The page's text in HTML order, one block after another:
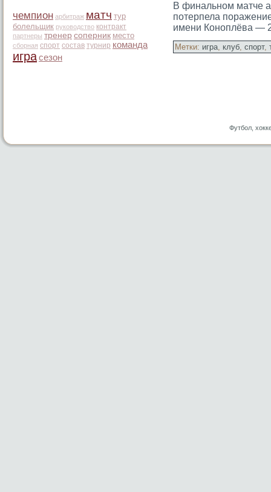
чемпион арбитраж матч тур
болельщик руководство контракт
партнеры тренер соперник место
сборная спорт состав турнир команда
играсезон
В финальном матче
потерпела
имени Коноплёва —
Метки: игра, клуб, спорт,
Футбол,